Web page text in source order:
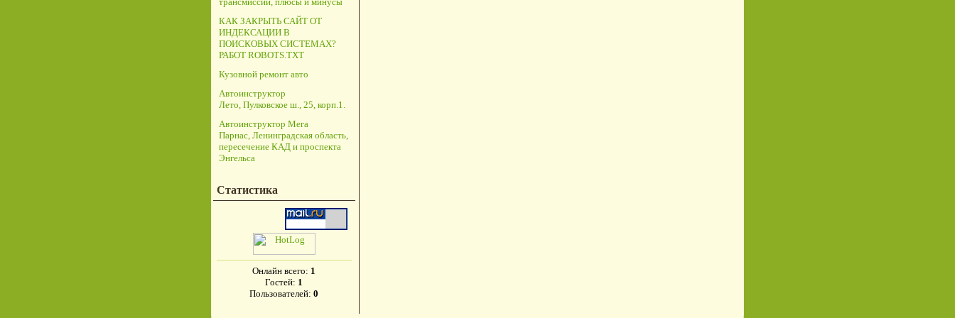
КАК ЗАКРЫТЬ САЙТ ОТ
ИНДЕКСАЦИИ В
ПОИСКОВЫХ СИСТЕМАХ?
РАБОТ ROBOTS.TXT
Кузовной ремонт авто
Автоинструктор
Лето, Пулковское ш., 25, корп.1.
Автоинструктор Мега
Парнас, Ленинградская область,
пересечение КАД и проспекта
Энгельса
Статистика
Онлайн всего: 1
Гостей: 1
Пользователей: 0